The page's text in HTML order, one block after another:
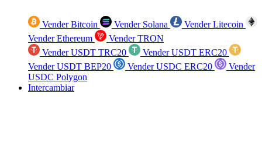
Vender Bitcoin Vender Solana
Vender Litecoin
Vender Ethereum
Vender TRON
Vender USDT TRC20
Vender USDT ERC20
Vender USDT BEP20
Vender USDC ERC20
Vender
USDC Polygon
Intercambiar